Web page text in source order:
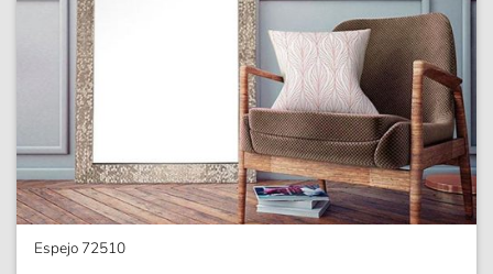
Espejo 72510